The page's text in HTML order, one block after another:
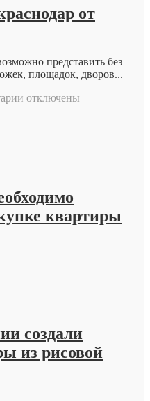
от
представить без
площадок, дворов...
котключены
квартиры
создали
из рисовой